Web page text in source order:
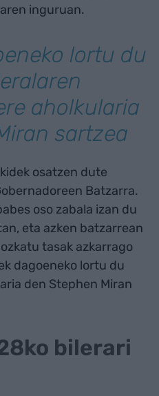
inguruan.
lortu du
aholkularia
sartzea
osatzen dute
Batzarra.
oso zabala izan du
eta azken batzarrean
tasak azkarrago
dagoeneko lortu du
den Stephen Miran
bilerari